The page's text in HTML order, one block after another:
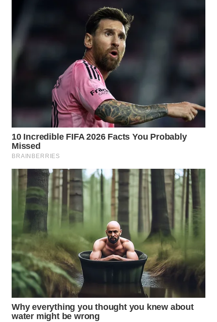
MAJALENGKA
WN
SUBANG
SUKABUMI
WN
PURWAKARTA
WN
PRIANGAN
TIMUR
WN
SEMARANG
WN